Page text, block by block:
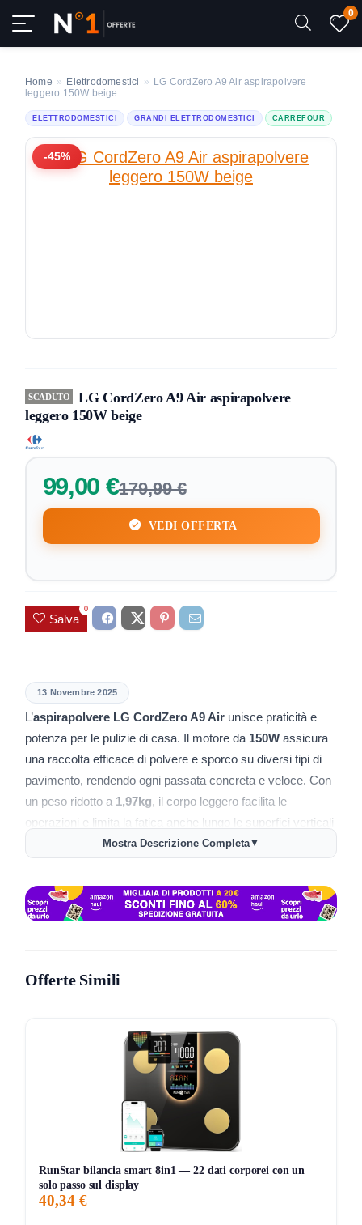
0
Home » Elettrodomestici » LG CordZero A9 Air aspirapolvere
leggero 150W beige
ELETTRODOMESTICI GRANDI ELETTRODOMESTICI CARREFOUR
-45%
SCADUTO
LG CordZero A9 Air aspirapolvere
leggero 150W beige
99,00 €179,99 €
VEDI OFFERTA
Salva
0
13 Novembre 2025
L’aspirapolvere LG CordZero A9 Air unisce praticità e
potenza per le pulizie di casa. Il motore da 150W assicura
una raccolta efficace di polvere e sporco su diversi tipi di
pavimento, rendendo ogni passata concreta e veloce. Con
un peso ridotto a 1,97kg, il corpo leggero facilita le
operazioni e limita la fatica anche lungo le superfici verticali
e sopraelevate.
fissaggi, occupando poco spazio e restando sempre pronta
all’uso.
pulizie frequenti senza affaticare il braccio.
utilizzo continuo anche per pulizie estese.
: specifica per superfici delicate,
grazie alle setole morbide e al rullo motorizzato che cattura
Due accessori multifunzione: inclusi nella confezione,
adatti a punti difficili come auto, tastiere e angoli.
👍Comandi intuitivi
Mostra Descrizione Completa▼
Offerte Simili
RunStar bilancia smart 8in1 — 22 dati corporei con un
solo passo sul display
40,34 €